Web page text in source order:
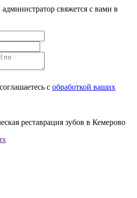
свяжется с вами в
с обработкой ваших
реставрация зубов в Кемерово